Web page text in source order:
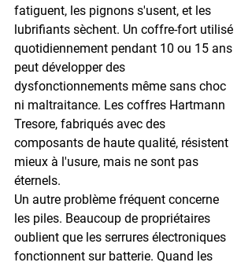
fatiguent, les pignons s'usent, et les
lubrifiants sèchent. Un coffre-fort utilisé
quotidiennement pendant 10 ou 15 ans
peut développer des
dysfonctionnements même sans choc
ni maltraitance. Les coffres Hartmann
Tresore, fabriqués avec des
composants de haute qualité, résistent
mieux à l'usure, mais ne sont pas
éternels.
Un autre problème fréquent concerne
les piles. Beaucoup de propriétaires
oublient que les serrures électroniques
fonctionnent sur batterie. Quand les